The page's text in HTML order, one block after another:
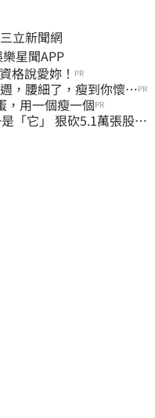
立新聞網
下載娛樂星聞APP
格說愛妳！ PR
，腰細了，瘦到你懷疑PR
，用一個瘦一個PR
「它」 狠砍5.1萬張股價